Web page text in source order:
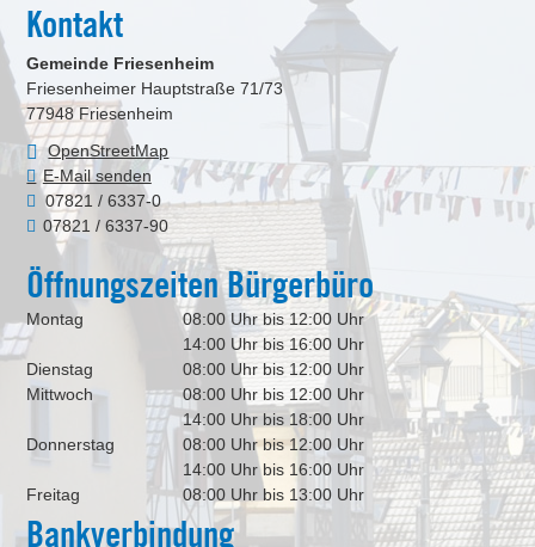
Kontakt
Gemeinde Friesenheim
Friesenheimer Hauptstraße 71/73
77948 Friesenheim
OpenStreetMap
E-Mail senden
07821 / 6337-0
07821 / 6337-90
Öffnungszeiten Bürgerbüro
Montag
08:00 Uhr bis 12:00 Uhr
14:00 Uhr bis 16:00 Uhr
Dienstag
08:00 Uhr bis 12:00 Uhr
Mittwoch
08:00 Uhr bis 12:00 Uhr
14:00 Uhr bis 18:00 Uhr
Donnerstag
08:00 Uhr bis 12:00 Uhr
14:00 Uhr bis 16:00 Uhr
Freitag
08:00 Uhr bis 13:00 Uhr
Bankverbindung